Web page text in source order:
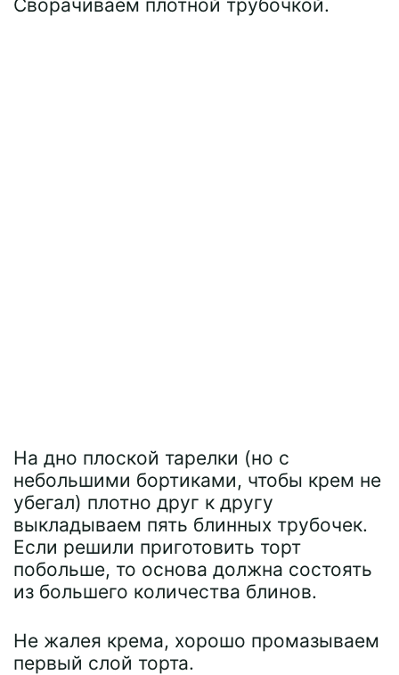
Сворачиваем плотной трубочкой.
На дно плоской тарелки (но с
небольшими бортиками, чтобы крем не
убегал) плотно друг к другу
выкладываем пять блинных трубочек.
Если решили приготовить торт
побольше, то основа должна состоять
из большего количества блинов.
Не жалея крема, хорошо промазываем
первый слой торта.